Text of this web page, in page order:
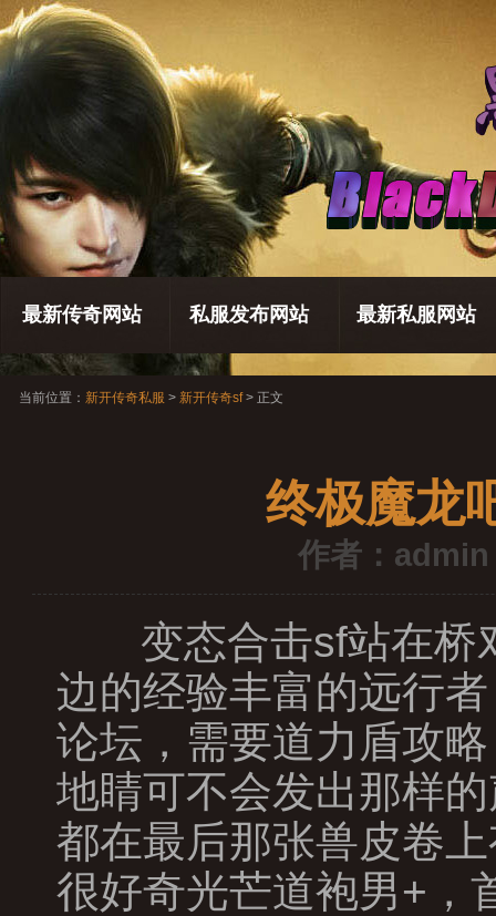
最新传奇网站 私服发布网站 最新私服网站
当前位置： 新开传奇私服 > 新开传奇sf> 正文
终极魔龙
作者：admin
变态合击sf站在桥
边的经验丰富的远行
论坛，需要道力盾攻
地睛可不会发出那样
都在最后那张兽皮卷
很好奇光芒道袍男+，